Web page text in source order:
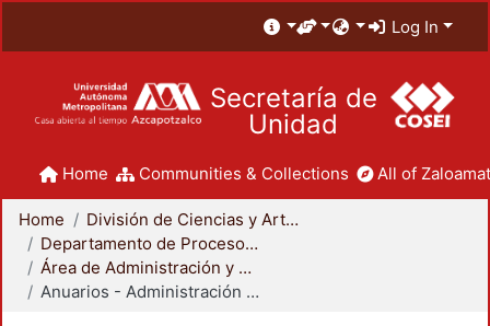
Log In
Secretaría de
Unidad
Home Communities & Collections All of
Home
División de Ciencias y Artes para el Diseño
Departamento de Procesos y Técnicas de Realización
Área de Administración y Tecnología para el Diseño
Anuarios - Administración y Tecnología para el Diseño